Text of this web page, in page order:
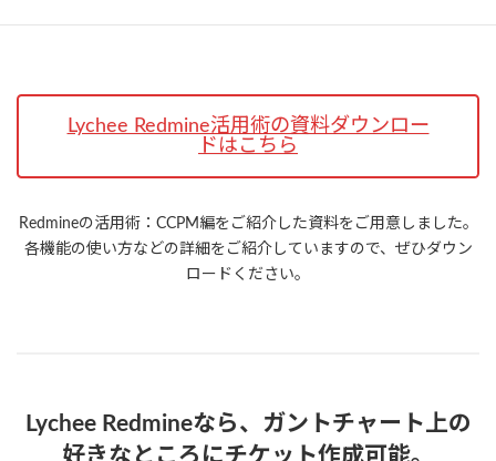
Lychee Redmine活用術の資料ダウンロー
ドはこちら
Redmineの活用術：CCPM編をご紹介した資料をご用意しました。
各機能の使い方などの詳細をご紹介していますので、ぜひダウン
ロードください。
Lychee Redmineなら、ガントチャート上の
好きなところにチケット作成可能。